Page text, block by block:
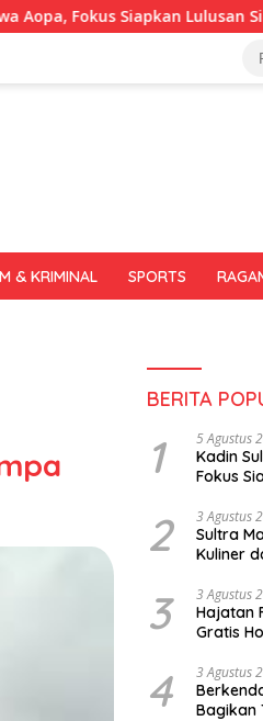
Siap Kerja dan Wirausaha
& KRIMINAL SPORTS
BERITA
1 5 Agustus
Kadin
Fokus
2 3 Agustus
Sultra
Kuliner
3 3 Agustus
Hajatan
Gratis
4 3 Agustus
Bagikan